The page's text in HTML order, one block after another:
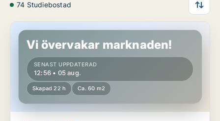
74 Studiebostad
Lägenhet i Osby
Vi övervakar marknaden!
SENAST UPPDATERAD
12:56 • 05 aug.
Skapad 22 h Ca. 60 m2